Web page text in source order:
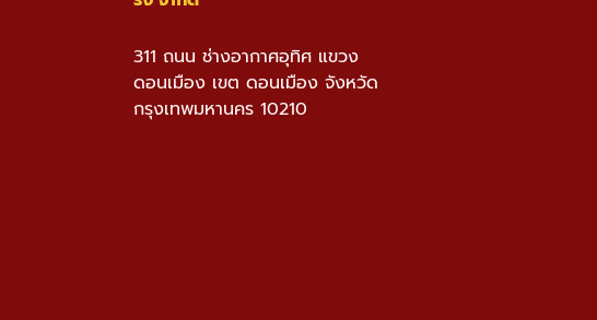
311 ถนน ช่างอากาศอุทิศ แขวง
ดอนเมือง เขต ดอนเมือง จังหวัด
กรุงเทพมหานคร 10210